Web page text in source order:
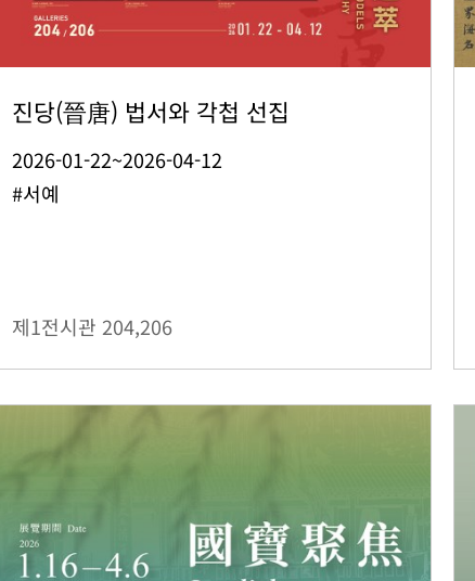
진당(晉唐) 법서와 각첩 선집
2026-01-22~2026-04-12
#서예
제1전시관 204,206